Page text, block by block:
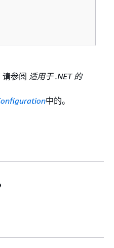
请参阅 适用于 .NET 的
中的。